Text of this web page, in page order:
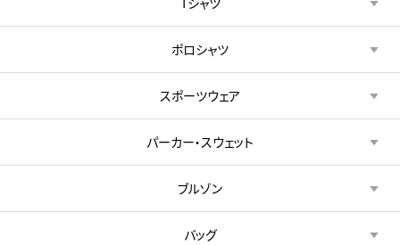
ポロシャツ
スポーツウェア
パーカー・スウェット
ブルゾン
バッグ